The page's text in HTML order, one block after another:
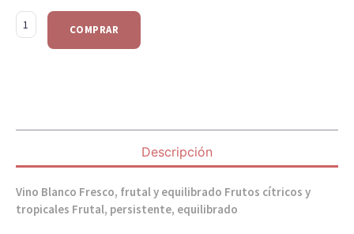
COMPRAR
Descripción
Vino Blanco Fresco, frutal y equilibrado Frutos cítricos y
tropicales Frutal, persistente, equilibrado